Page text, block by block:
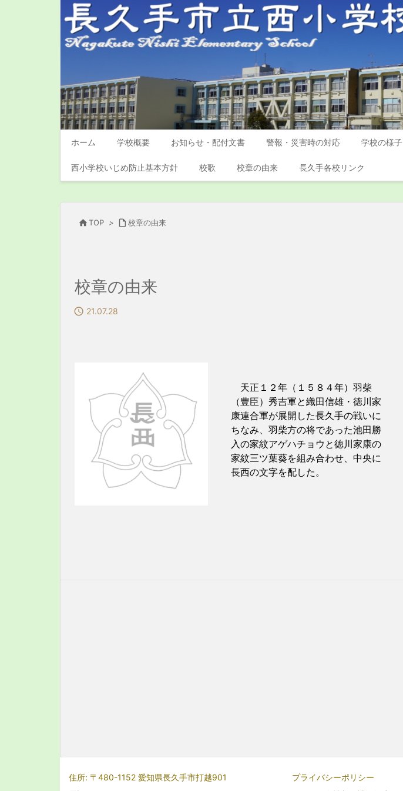
ホーム 学校概要 お知らせ・配付文書 警報・災害時の対応 学校の様子
西小学校いじめ防止基本方針 校歌 校章の由来 長久手各校リンク
TOP >  校章の由来
校章の由来
 21.07.28
天正１２年（１５８４年）羽柴
（豊臣）秀吉軍と織田信雄・徳川家
康連合軍が展開した長久手の戦いに
ちなみ、羽柴方の将であった池田勝
入の家紋アゲハチョウと徳川家康の
家紋三ツ葉葵を組み合わせ、中央に
長西の文字を配した。
住所: 〒480-1152 愛知県長久手市打越901
プライバシーポリシー